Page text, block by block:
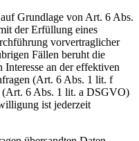
Grundlage von Art. 6 Abs.
der Erfüllung eines
vorvertraglicher
Fällen beruht die
Interesse an der effektiven
(Art. 6 Abs. 1 lit. f
6 Abs. 1 lit. a DSGVO)
ist jederzeit